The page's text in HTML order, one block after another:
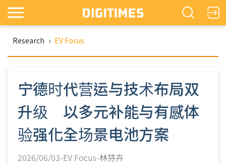
Research › EV Focus
宁德时代营运与技术布局双
升级 以多元补能与有感体
验强化全场景电池方案
2026/06/03-EV Focus-林芬卉